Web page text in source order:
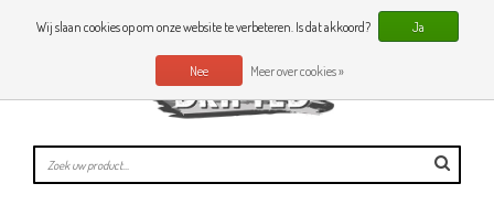
0 Artikelen
NL
Wij slaan cookies op om onze website te verbeteren. Is dat akkoord? Ja
Nee Meer over cookies »